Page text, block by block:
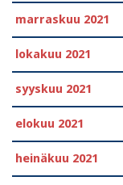
marraskuu 2021
lokakuu 2021
syyskuu 2021
elokuu 2021
heinäkuu 2021